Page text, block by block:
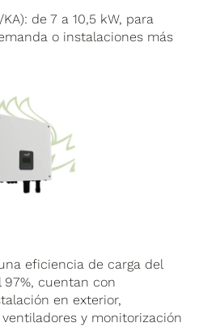
KA): de 7 a 10,5 kW, para
o instalaciones más
eficiencia de carga del
97%, cuentan con
en exterior,
y monitorización